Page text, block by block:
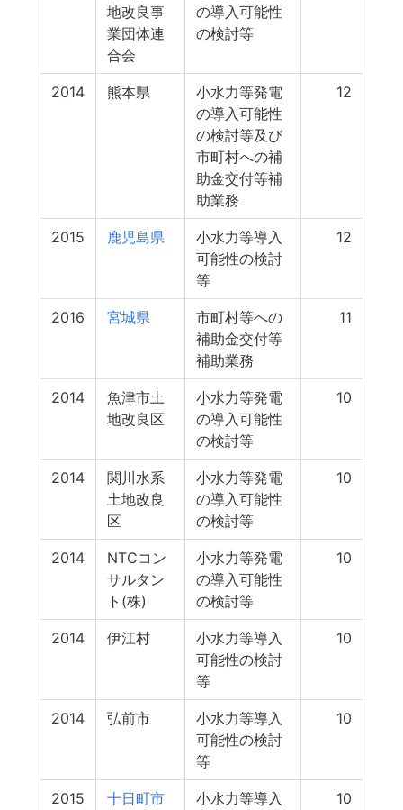
地改良事
業団体連
合会
の導入可能性
の検討等
2014 熊本県
小水力等発電
の導入可能性
の検討等及び
市町村への補
助金交付等補
助業務
12
2015 鹿児島県
小水力等導入
可能性の検討
等
12
2016 宮城県
市町村等への
補助金交付等
補助業務
11
2014
魚津市土
地改良区
小水力等発電
の導入可能性
の検討等
10
2014
関川水系
土地改良
区
小水力等発電
の導入可能性
の検討等
10
2014
NTCコン
サルタン
ト(株)
小水力等発電
の導入可能性
の検討等
10
2014 伊江村
小水力等導入
可能性の検討
等
10
2014 弘前市
小水力等導入
可能性の検討
等
10
2015 十日町市
小水力等導入
10